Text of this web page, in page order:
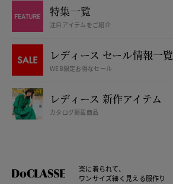
特集一覧
注目アイテムをご紹介
レディース セール情報一覧
WEB限定お得なセール
レディース 新作アイテム
カタログ掲載商品
楽に着られて、
ワンサイズ細く見える服作り